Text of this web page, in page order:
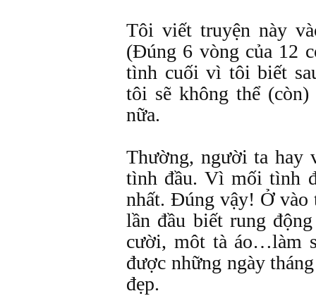
Tôi viết truyện này
(Đúng 6 vòng của 12
tình cuối vì tôi biết
tôi sẽ không thể
nữa.
Thường, người ta hay
tình đầu. Vì mối tình
nhất. Đúng vậy! Ở
lần đầu biết rung
cười, môt tà áo…làm
được những ngày
đẹp.